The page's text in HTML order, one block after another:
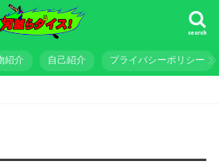
search
紹介 自己紹介 プライバシーポリシー